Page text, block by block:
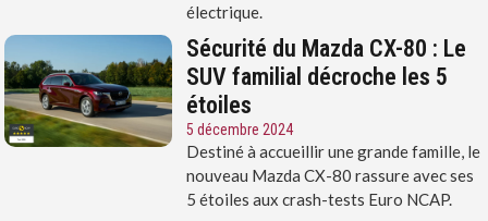
électrique.
Sécurité du Mazda CX-80 : Le
SUV familial décroche les 5
étoiles
5 décembre 2024
Destiné à accueillir une grande famille, le
nouveau Mazda CX-80 rassure avec ses
5 étoiles aux crash-tests Euro NCAP.